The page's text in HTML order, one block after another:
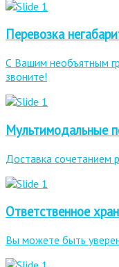
Перевозка
С Вашим необъятным
звоните!
Мультимодальные
Доставка сочетанием
Ответственное
Вы можете быть